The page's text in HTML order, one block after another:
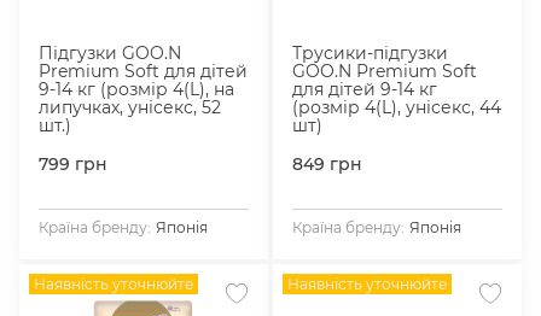
Підгузки GOO.N
Premium Soft для дітей
9-14 кг (розмір 4(L), на
липучках, унісекс, 52
шт.)
799 грн
Країна бренду: Японія
Трусики-підгузки
GOO.N Premium Soft
для дітей 9-14 кг
(розмір 4(L), унісекс, 44
шт)
849 грн
Країна бренду: Японія
Наявність уточнюйте Наявність уточнюйте